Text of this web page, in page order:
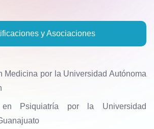
y Asociaciones
Medicina por la Universidad Autónoma
en Psiquiatría por la Universidad